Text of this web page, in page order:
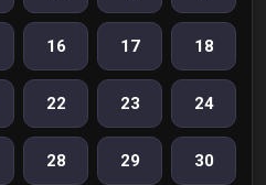
16 17 18
22 23 24
28 29 30